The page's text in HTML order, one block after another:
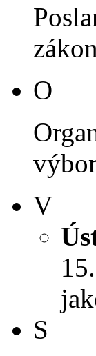
O
V
S